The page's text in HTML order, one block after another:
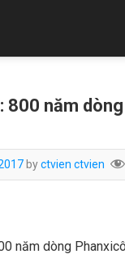
800 năm
byctvien ctvien